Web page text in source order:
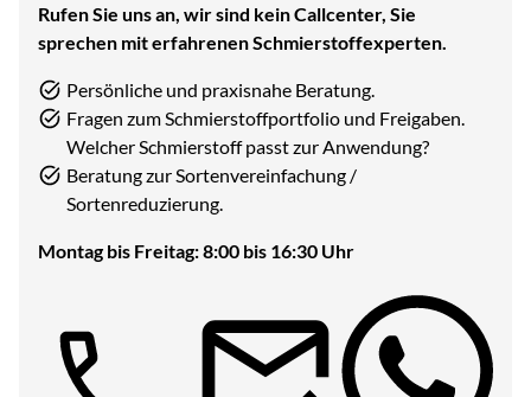
Rufen Sie uns an, wir sind kein Callcenter, Sie
sprechen mit erfahrenen Schmierstoffexperten.
Persönliche und praxisnahe Beratung.
Fragen zum Schmierstoffportfolio und Freigaben.
Welcher Schmierstoff passt zur Anwendung?
Beratung zur Sortenvereinfachung /
Sortenreduzierung.
Montag bis Freitag: 8:00 bis 16:30 Uhr